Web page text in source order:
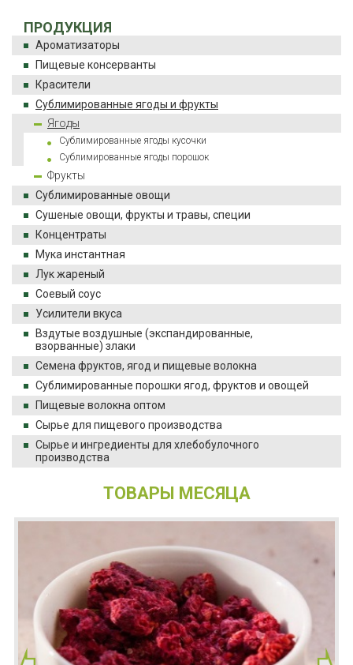
ПРОДУКЦИЯ
Ароматизаторы
Пищевые консерванты
Красители
Сублимированные ягоды и фрукты
Ягоды
Сублимированные ягоды кусочки
Сублимированные ягоды порошок
Фрукты
Сублимированные овощи
Сушеные овощи, фрукты и травы, специи
Концентраты
Мука инстантная
Лук жареный
Соевый соус
Усилители вкуса
Вздутые воздушные (экспандированные,
взорванные) злаки
Семена фруктов, ягод и пищевые волокна
Сублимированные порошки ягод, фруктов и овощей
Пищевые волокна оптом
Сырье для пищевого производства
Сырье и ингредиенты для хлебобулочного
производства
ТОВАРЫ МЕСЯЦА